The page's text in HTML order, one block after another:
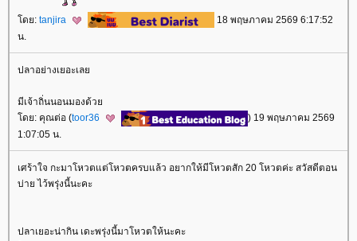
ดย: tanjira
18 พฤษภาคม 2569 6:17:52
น.
ปลาอย่างเยอะเล
มีเจ้าถิ่นนอนมองด้ว
ดย: คุณต่อ (toor36
) 19 พฤษภาคม 2569
1:07:05 น.
เศร้าใจ กะมาโหวตแต่โหวตครบแล้ว อยากให้มีโหวตสัก 20 โหวตค่ะ สวัสดีตอน
บ่าย ไว้พรุ่งนี้นะคะ
ปลาเยอะน่ากิน เดะพรุ่งนี้มาโหวตให้นะคะ